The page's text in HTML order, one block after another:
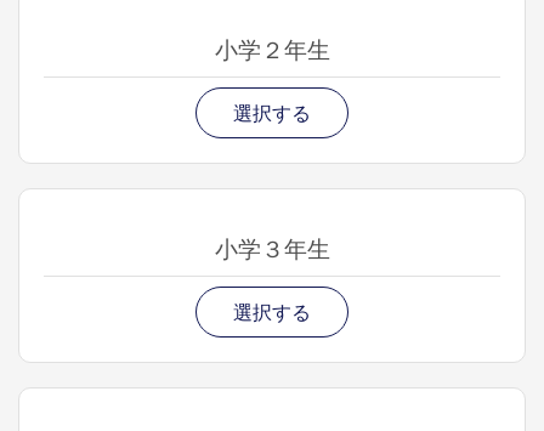
小学２年生
選択する
小学３年生
選択する